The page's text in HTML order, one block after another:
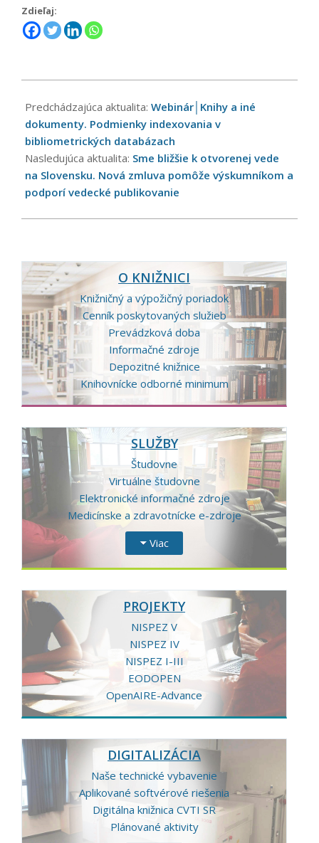
Zdieľaj:
05-
09
Predchádzajúca aktualita: Webinár│Knihy a iné
dokumenty. Podmienky indexovania v
bibliometrických databázach
Nasledujúca aktualita: Sme bližšie k otvorenej vede
na Slovensku. Nová zmluva pomôže výskumníkom a
podporí vedecké publikovanie
O KNIŽNICI
Knižničný a výpožičný poriadok
Cenník poskytovaných služieb
Prevádzková doba
Informačné zdroje
Depozitné knižnice
Knihovnícke odborné minimum
SLUŽBY
Študovne
Virtuálne študovne
Elektronické informačné zdroje
Medicínske a zdravotnícke e-zdroje
Viac
PROJEKTY
NISPEZ V
NISPEZ IV
NISPEZ I-III
EODOPEN
OpenAIRE-Advance
DIGITALIZÁCIA
Naše technické vybavenie
Aplikované softvérové riešenia
Digitálna knižnica CVTI SR
Plánované aktivity